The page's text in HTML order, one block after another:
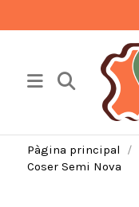
Pàgina principal
Coser Semi Nova